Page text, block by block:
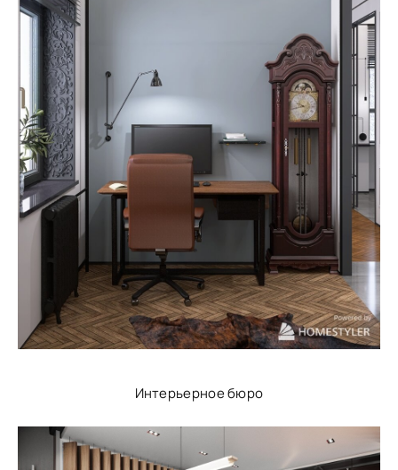
Интерьерное бюро